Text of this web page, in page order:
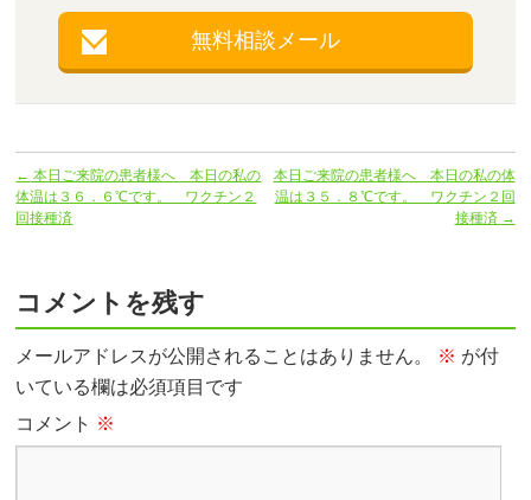
無料相談メール
← 本日ご来院の患者様へ 本日の私の
体温は３６．６℃です。 ワクチン２
回接種済
本日ご来院の患者様へ 本日の私の体
温は３５．８℃です。 ワクチン２回
接種済 →
コメントを残す
メールアドレスが公開されることはありません。 ※ が付
いている欄は必須項目です
コメント ※